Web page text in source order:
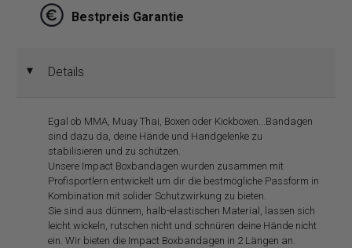
Bestpreis Garantie
◄ Details
Egal ob MMA, Muay Thai, Boxen oder Kickboxen...Bandagen
sind dazu da, deine Hände und Handgelenke zu
stabilisieren und zu schützen.
Unsere Impact Boxbandagen wurden zusammen mit
Profisportlern entwickelt um dir die bestmögliche Passform in
Kombination mit solider Schutzwirkung zu bieten.
Sie sind aus dünnem, halb-elastischen Material, lassen sich
leicht wickeln, rutschen nicht und schnüren deine Hände nicht
ein. Wir bieten die Impact Boxbandagen in 2 Längen an.